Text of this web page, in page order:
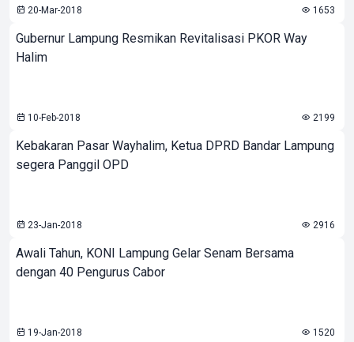
20-Mar-2018 1653
Gubernur Lampung Resmikan Revitalisasi PKOR Way
Halim
10-Feb-2018 2199
Kebakaran Pasar Wayhalim, Ketua DPRD Bandar Lampung
segera Panggil OPD
23-Jan-2018 2916
Awali Tahun, KONI Lampung Gelar Senam Bersama
dengan 40 Pengurus Cabor
19-Jan-2018 1520